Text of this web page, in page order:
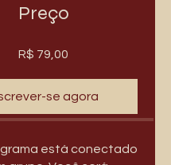
Preço
R$ 79,00
se agora
está conectado